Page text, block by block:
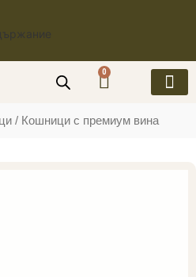
0
Кошници с премиум вина